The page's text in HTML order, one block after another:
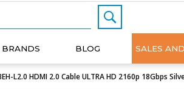
BRANDS BLOG SALES
L2.0 HDMI 2.0 Cable ULTRA HD 2160p 18Gbps